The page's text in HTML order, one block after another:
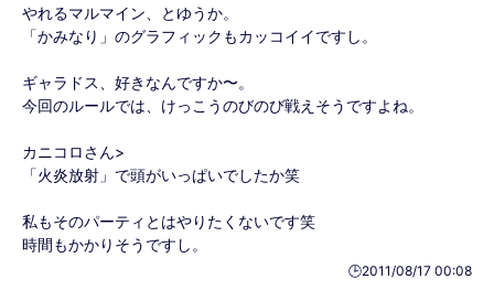
やれるマルマイン、とゆうか。
「かみなり」のグラフィックもカッコイイですし。
ギャラドス、好きなんですか〜。
今回のルールでは、けっこうのびのび戦えそうですよね。
カニコロさん>
「火炎放射」で頭がいっぱいでしたか笑
私もそのパーティとはやりたくないです笑
時間もかかりそうですし。
🕒️2011/08/17 00:08